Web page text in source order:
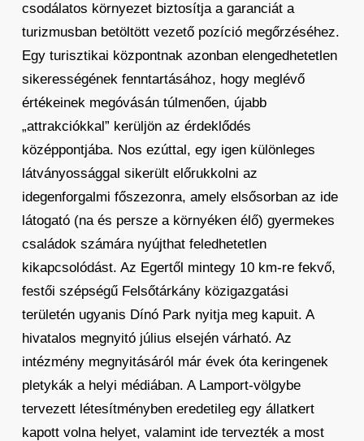
csodálatos környezet biztosítja a garanciát a
turizmusban betöltött vezető pozíció megőrzéséhez.
Egy turisztikai központnak azonban elengedhetetlen
sikerességének fenntartásához, hogy meglévő
értékeinek megóvásán túlmenően, újabb
„attrakciókkal” kerüljön az érdeklődés
középpontjába. Nos ezúttal, egy igen különleges
látványossággal sikerült előrukkolni az
idegenforgalmi főszezonra, amely elsősorban az ide
látogató (na és persze a környéken élő) gyermekes
családok számára nyújthat feledhetetlen
kikapcsolódást. Az Egertől mintegy 10 km-re fekvő,
festői szépségű Felsőtárkány közigazgatási
területén ugyanis Dínó Park nyitja meg kapuit. A
hivatalos megnyitó július elsején várható. Az
intézmény megnyitásáról már évek óta keringenek
pletykák a helyi médiában. A Lamport-völgybe
tervezett létesítményben eredetileg egy állatkert
kapott volna helyet, valamint ide tervezték a most